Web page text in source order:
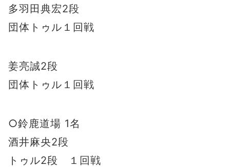
多羽田典宏2段
団体トゥル１回戦
姜亮誠2段
団体トゥル１回戦
○鈴鹿道場 1名
酒井麻央2段
トゥル2段 １回戦